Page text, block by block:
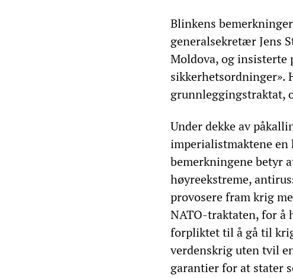
Blinkens
generalsekretær Jens
Moldova, og insisterte
grunnleggingstraktat,
Under dekke av
imperialistmaktene en
bemerkningene betyr
høyreekstreme,
provosere fram krig
NATO-traktaten, for å
forpliktet til å gå til
verdenskrig uten tvil
garantier for at stater